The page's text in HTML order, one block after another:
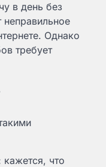
в день без
Однако
требует
что